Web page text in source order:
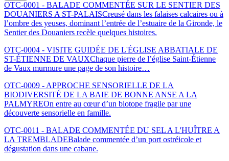
OTC-0001 - BALADE COMMENTÉE SUR LE SENTIER DES
DOUANIERS A ST-PALAISCreusé dans les falaises calcaires ou à
l’ombre des yeuses, dominant l’entrée de l’estuaire de la Gironde, le
Sentier des Douaniers recèle quelques histoires.
OTC-0004 - VISITE GUIDÉE DE L'ÉGLISE ABBATIALE DE
ST-ÉTIENNE DE VAUXChaque pierre de l’église Saint-Étienne
de Vaux murmure une page de son histoire…
OTC-0009 - APPROCHE SENSORIELLE DE LA
BIODIVERSITÉ DE LA BAIE DE BONNE ANSE A LA
PALMYREOn entre au cœur d’un biotope fragile par une
découverte sensorielle en famille.
OTC-0011 - BALADE COMMENTÉE DU SEL A L'HUÎTRE A
LA TREMBLADEBalade commentée d’un port ostréicole et
dégustation dans une cabane.